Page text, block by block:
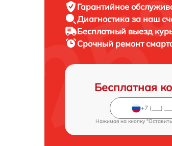
Гарантийное
Диагностика за наш
Бесплатный выезд
Срочный ремонт
Бесплатная
Нажимая на кнопку